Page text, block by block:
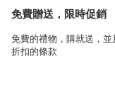
免費贈送，限時促銷
免費的禮物，購就送，
折扣的條款